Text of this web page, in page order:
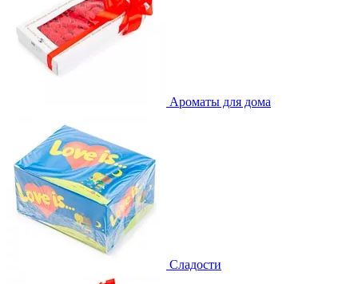
Ароматы для дома
Сладости